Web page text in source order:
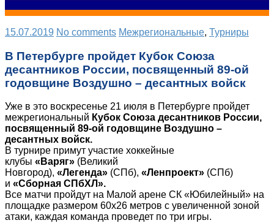
15.07.2019 No comments Межрегиональные, Турниры
В Петербурге пройдет Кубок Союза
десантников России, посвященный 89-ой
годовщине Воздушно – десантных войск
Уже в это воскресенье 21 июля в Петербурге пройдет
межрегиональный Кубок Союза десантников России,
посвященный 89-ой годовщине Воздушно –
десантных войск.
В турнире примут участие хоккейные
клубы «Варяг» (Великий
Новгород), «Легенда» (СПб), «Ленпроект» (СПб)
и «Сборная СПбХЛ».
Все матчи пройдут на Малой арене СК «Юбилейный» на
площадке размером 60х26 метров с увеличенной зоной
атаки, каждая команда проведет по три игры.